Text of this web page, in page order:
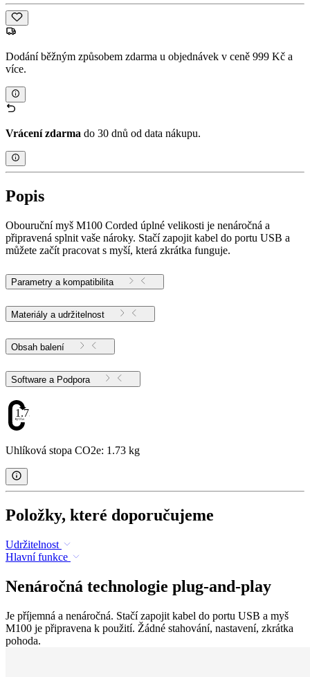
Dodání běžným způsobem zdarma u objednávek v ceně 999 Kč a
více.
Vrácení zdarma do 30 dnů od data nákupu.
Popis
Obouruční myš M100 Corded úplné velikosti je nenáročná a
připravená splnit vaše nároky. Stačí zapojit kabel do portu USB a
můžete začít pracovat s myší, která zkrátka funguje.
Parametry a kompatibilita
Materiály a udržitelnost
Obsah balení
Software a Podpora
1.73
Uhlíková stopa CO2e: 1.73 kg
Položky, které doporučujeme
Udržitelnost
Hlavní funkce
Nenáročná technologie plug-and-play
Je příjemná a nenáročná. Stačí zapojit kabel do portu USB a myš
M100 je připravena k použití. Žádné stahování, nastavení, zkrátka
pohoda.